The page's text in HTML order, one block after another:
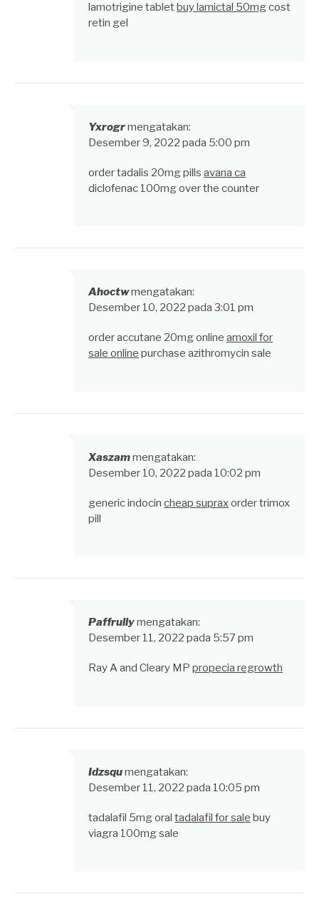
lamotrigine tablet buy lamictal 50mgcost
retin gel
Yxrogrmengatakan:
Desember 9, 2022 pada 5:00 pm
order tadalis 20mg pills avana ca
diclofenac 100mg over the counter
Ahoctwmengatakan:
Desember 10, 2022 pada 3:01 pm
order accutane 20mg online amoxil for
sale online purchase azithromycin sale
Xaszammengatakan:
Desember 10, 2022 pada 10:02 pm
generic indocin cheap supraxorder trimox
pill
Paffrullymengatakan:
Desember 11, 2022 pada 5:57 pm
Ray A and Cleary MP propecia regrowth
Idzsqumengatakan:
Desember 11, 2022 pada 10:05 pm
tadalafil 5mg oral tadalafil for sale buy
viagra 100mg sale